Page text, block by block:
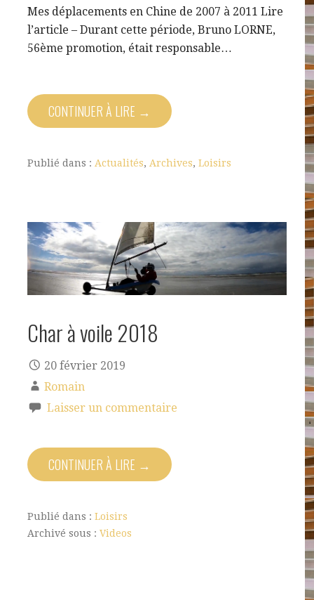
Mes déplacements en Chine de 2007 à 2011 Lire
l’article – Durant cette période, Bruno LORNE,
56ème promotion, était responsable…
CONTINUER À LIRE →
Publié dans : Actualités, Archives, Loisirs
Char à voile 2018
20 février 2019
Romain
Laisser un commentaire
CONTINUER À LIRE →
Publié dans : Loisirs
Archivé sous : Videos